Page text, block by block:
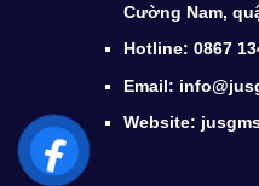
Cường Nam,
Hotline: 0867
Email:
Website: